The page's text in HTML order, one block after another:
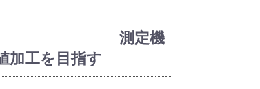
定機
加工を目指す